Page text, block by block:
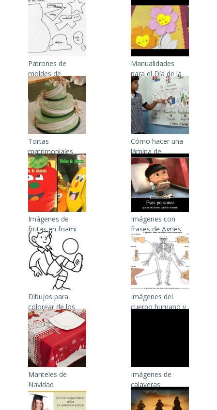
Patrones de
moldes de
muñecos en
foami
Manualidades
para el Día de la
Madre con
microporoso
Tortas
matrimoniales
2015
Cómo hacer una
lámina de
exposición para
niños
Imágenes de
frutas en foami
infantil
Imágenes con
frases de Agnes
Dibujos para
colorear de los
movimientos del
cuerpo humano
Imágenes del
cuerpo humano y
Manteles de
Navidad
Imágenes de
calaveras
animadas para
colorear